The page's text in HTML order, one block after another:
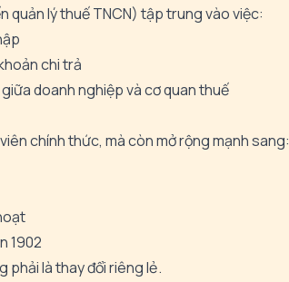
quản lý thuế TNCN) tập trung vào việc:
chi trả
doanh nghiệp và cơ quan thuế
chính thức, mà còn mở rộng mạnh sang:
1902
phải là thay đổi riêng lẻ.